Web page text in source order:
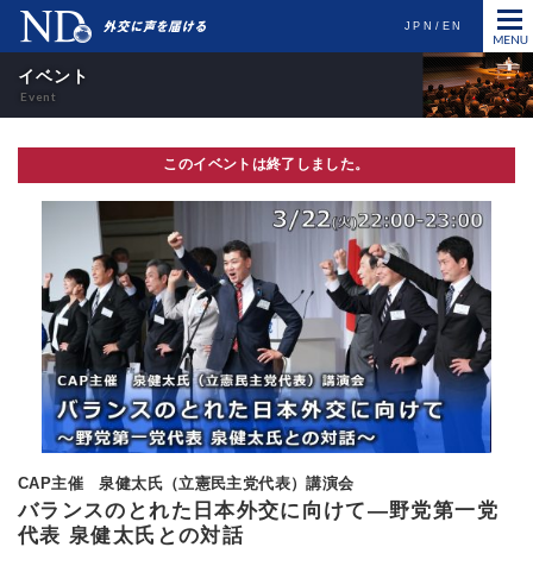
JPN EN
イベント
このイベントは終了しました。
CAP主催 泉健太氏（立憲民主党代表）講演会
バランスのとれた日本外交に向けて―野党第一党
代表 泉健太氏との対話